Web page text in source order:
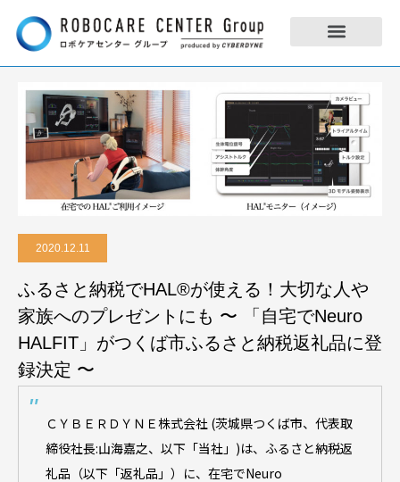
2020.12.11
ふるさと納税でHAL®︎が使える！大切な人や
家族へのプレゼントにも 〜 「自宅でNeuro
HALFIT」がつくば市ふるさと納税返礼品に登
録決定 〜
ＣＹＢＥＲＤＹＮＥ株式会社 (茨城県つくば市、代表取
締役社長:山海嘉之、以下「当社」)は、ふるさと納税返
礼品（以下「返礼品」）に、在宅でNeuro